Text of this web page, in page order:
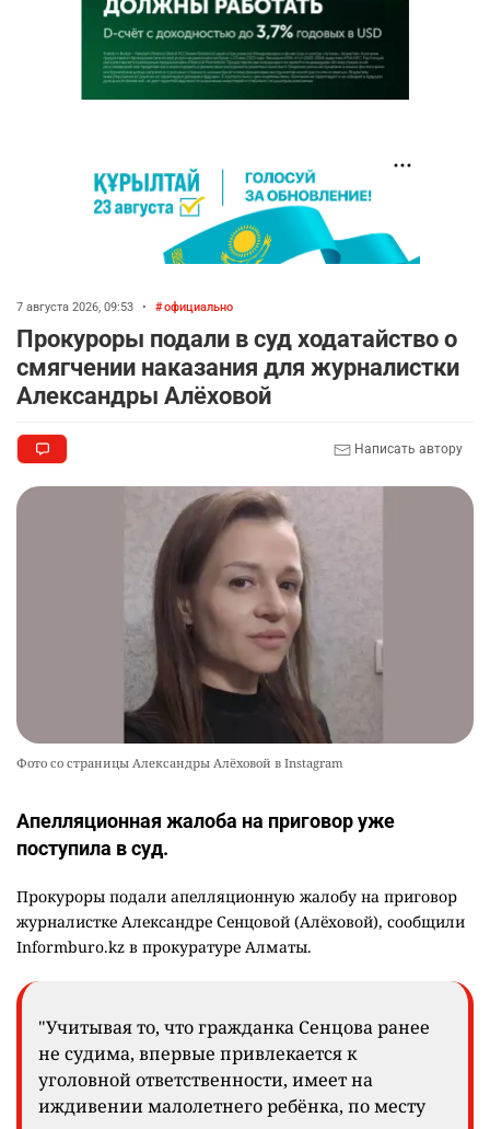
7 августа 2026, 09:53 • официально
Прокуроры подали в суд ходатайство о
смягчении наказания для журналистки
Александры Алёховой
Написать автору
Фото со страницы Александры Алёховой в Instagram
Апелляционная жалоба на приговор уже
поступила в суд.
Прокуроры подали апелляционную жалобу на приговор
журналистке Александре Сенцовой (Алёховой), сообщили
Informburo.kz в прокуратуре Алматы.
"Учитывая то, что гражданка Сенцова ранее
не судима, впервые привлекается к
уголовной ответственности, имеет на
иждивении малолетнего ребёнка, по месту